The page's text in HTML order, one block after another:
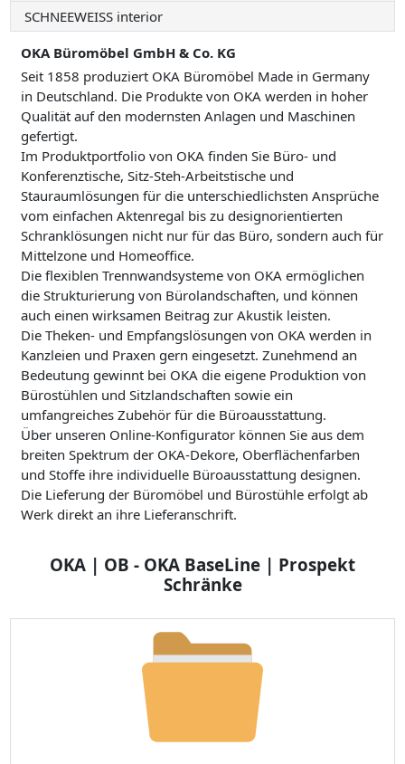
SCHNEEWEISS interior
OKA Büromöbel GmbH & Co. KG
Seit 1858 produziert OKA Büromöbel Made in Germany
in Deutschland. Die Produkte von OKA werden in hoher
Qualität auf den modernsten Anlagen und Maschinen
gefertigt.
Im Produktportfolio von OKA finden Sie Büro- und
Konferenztische, Sitz-Steh-Arbeitstische und
Stauraumlösungen für die unterschiedlichsten Ansprüche
vom einfachen Aktenregal bis zu designorientierten
Schranklösungen nicht nur für das Büro, sondern auch für
Mittelzone und Homeoffice.
Die flexiblen Trennwandsysteme von OKA ermöglichen
die Strukturierung von Bürolandschaften, und können
auch einen wirksamen Beitrag zur Akustik leisten.
Die Theken- und Empfangslösungen von OKA werden in
Kanzleien und Praxen gern eingesetzt. Zunehmend an
Bedeutung gewinnt bei OKA die eigene Produktion von
Bürostühlen und Sitzlandschaften sowie ein
umfangreiches Zubehör für die Büroausstattung.
Über unseren Online-Konfigurator können Sie aus dem
breiten Spektrum der OKA-Dekore, Oberflächenfarben
und Stoffe ihre individuelle Büroausstattung designen.
Die Lieferung der Büromöbel und Bürostühle erfolgt ab
Werk direkt an ihre Lieferanschrift.
OKA | OB - OKA BaseLine | Prospekt
Schränke